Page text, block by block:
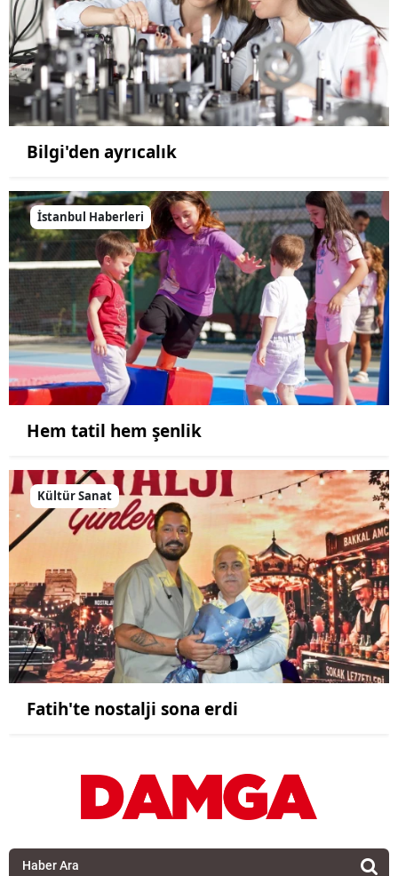
Bilgi'den ayrıcalık
İstanbul Haberleri
Hem tatil hem şenlik
Kültür Sanat
Fatih'te nostalji sona erdi